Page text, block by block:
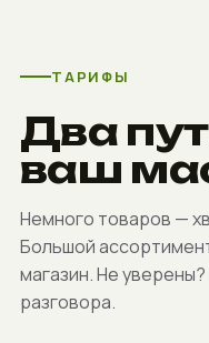
ТАРИФЫ
Два
ваш
Немного товаров —
Большой
магазин. Не
разговора.